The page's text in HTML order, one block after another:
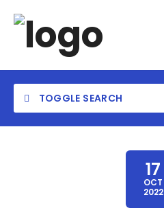
TOGGLE SEARCH
17
OCT
2022